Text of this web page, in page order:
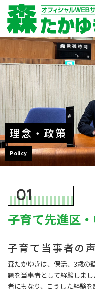
理念・政策
Policy
01
子育て先進区
子育て当事者の
森たかゆきは、保活、3歳の
題を当事者として経験しま
者にもなり、こうした経験を